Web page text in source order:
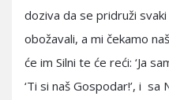
doziva da se pridruži
obožavali, a mi čekamo
će im Silni te će reći: ‘Ja
‘Ti si naš Gospodar!’, i